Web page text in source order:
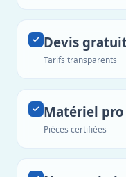
Devis
Tarifs transparents
Matériel pro
Pièces certifiées